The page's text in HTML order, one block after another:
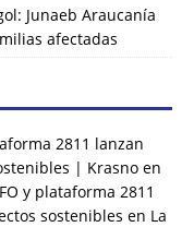
Junaeb Araucanía
afectadas
2811 lanzan
| Krasno en
y plataforma 2811
sostenibles en La